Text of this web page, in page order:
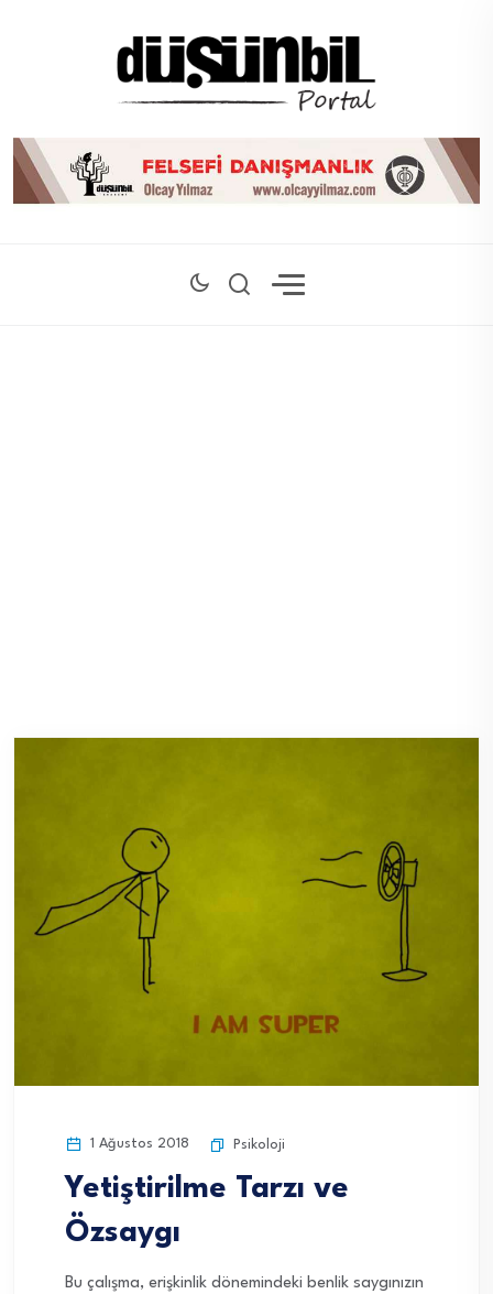
1 Ağustos 2018 Psikoloji
Yetiştirilme Tarzı ve
Özsaygı
Bu çalışma, erişkinlik dönemindeki benlik saygınızın